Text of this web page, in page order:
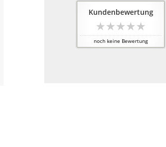
Kundenbewertung
noch keine Bewertung